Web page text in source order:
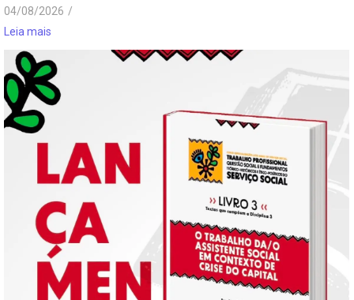
04/08/2026 /
Leia mais